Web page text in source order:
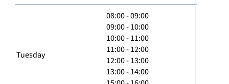
Tuesday
08:00 - 09:00
09:00 - 10:00
10:00 - 11:00
11:00 - 12:00
12:00 - 13:00
13:00 - 14:00